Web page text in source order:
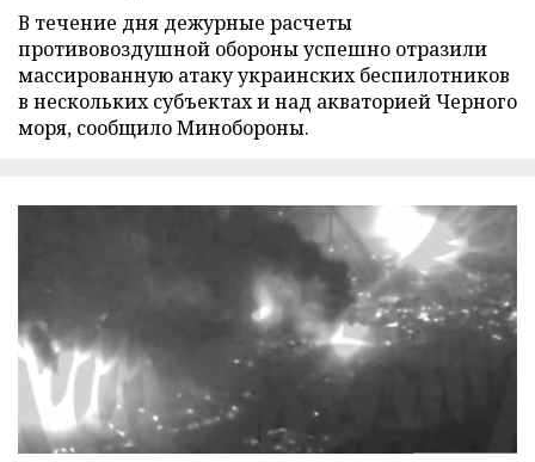
В течение дня дежурные расчеты
противовоздушной обороны успешно отразили
массированную атаку украинских беспилотников
в нескольких субъектах и над акваторией Черного
моря, сообщило Минобороны.